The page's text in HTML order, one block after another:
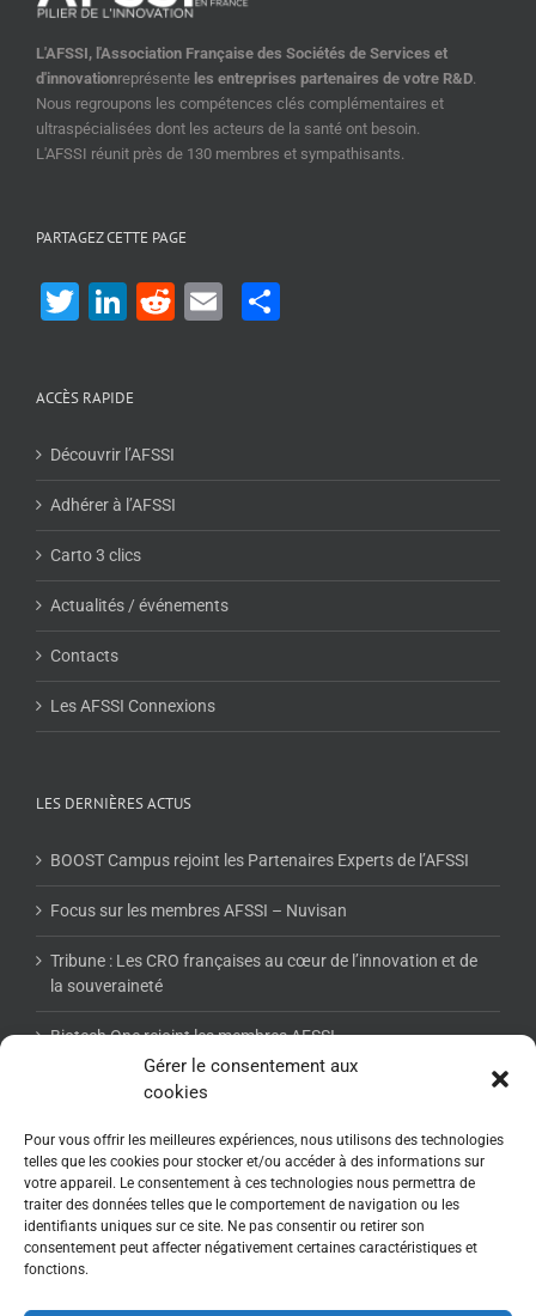
Gérer le consentement aux
cookies
Pour vous offrir les meilleures expériences, nous utilisons des technologies
telles que les cookies pour stocker et/ou accéder à des informations sur
votre appareil. Le consentement à ces technologies nous permettra de
traiter des données telles que le comportement de navigation ou les
identifiants uniques sur ce site. Ne pas consentir ou retirer son
consentement peut affecter négativement certaines caractéristiques et
fonctions.
L'AFSSI, l'Association Française des Sociétés de Services et
d'innovationreprésente les entreprises partenaires de votre R&D.
Nous regroupons les compétences clés complémentaires et
ultraspécialisées dont les acteurs de la santé ont besoin.
L'AFSSI réunit près de 130 membres et sympathisants.
PARTAGEZ CETTE PAGE
Twitter
LinkedIn
Reddit
Email
ACCÈS RAPIDE
Découvrir l’AFSSI
Adhérer à l’AFSSI
Carto 3 clics
Actualités / événements
Contacts
Les AFSSI Connexions
LES DERNIÈRES ACTUS
BOOST Campus rejoint les Partenaires Experts de l’AFSSI
Focus sur les membres AFSSI – Nuvisan
Tribune : Les CRO françaises au cœur de l’innovation et de
la souveraineté
Biotech One rejoint les membres AFSSI
NEWSLETTER AFSSI